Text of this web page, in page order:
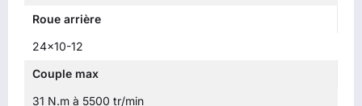
Roue arrière
24x10-12
Couple max
31 N.m à 5500 tr/min